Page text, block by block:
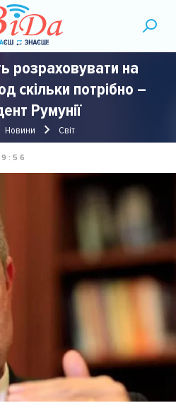
розраховувати на
скільки потрібно –
Румунії
Новини Світ